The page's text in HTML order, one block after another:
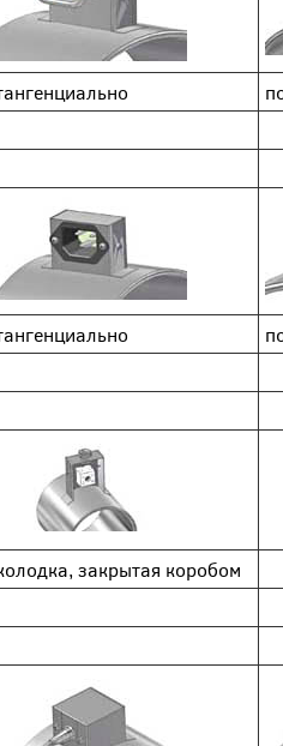
закрытая коробом